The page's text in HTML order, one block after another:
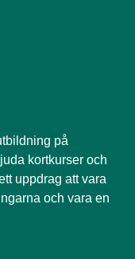
på
kortkurser och
uppdrag att vara
och vara en